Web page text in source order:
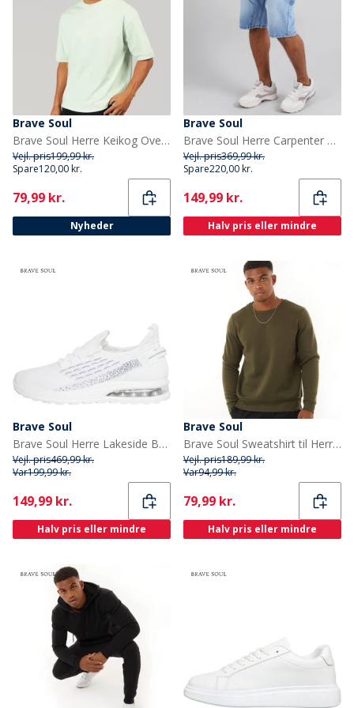
Brave Soul
Brave Soul Herre Keikog Oversized T-shirt Washed Mint
Vejl. pris199,99 kr.
Spare120,00 kr.
Current
79,99 kr.
Nyheder
Brave Soul
Brave Soul Herre Carpenter Shorts med Løst Fit Light Blue
Vejl. pris369,99 kr.
Spare220,00 kr.
Current
149,99 kr.
Halv pris eller mindre
Brave Soul
Brave Soul Herre Lakeside Bubble Sneakers Hvid
Vejl. pris469,99 kr.
Var199,99 kr.
Current
149,99 kr.
Halv pris eller mindre
Brave Soul
Brave Soul Sweatshirt til Herre Khaki Retina
Vejl. pris189,99 kr.
Var94,99 kr.
Current
79,99 kr.
Halv pris eller mindre